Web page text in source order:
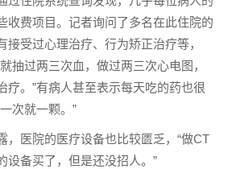
收费项目。记者询问了多名在此住院的
接受过心理治疗、行为矫正治疗等，
抽过两三次血，做过两三次心电图，
疗。”有病人甚至表示每天吃的药也很
次就一颗。”
，医院的医疗设备也比较匮乏，“做CT
设备买了，但是还没招人。”